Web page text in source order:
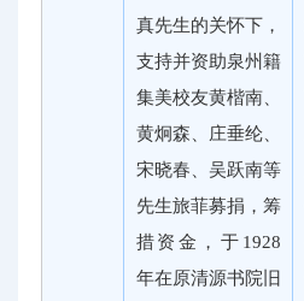
真先生的关怀下，
支持并资助泉州籍
集美校友黄楷南、
黄炯森、庄垂纶、
宋晓春、吴跃南等
先生旅菲募捐，筹
措资金，于1928
年在原清源书院旧